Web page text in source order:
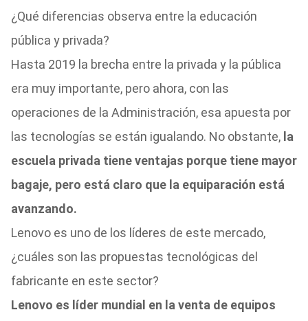
¿Qué diferencias observa entre la educación
pública y privada?
Hasta 2019 la brecha entre la privada y la pública
era muy importante, pero ahora, con las
operaciones de la Administración, esa apuesta por
las tecnologías se están igualando. No obstante, la
escuela privada tiene ventajas porque tiene mayor
bagaje, pero está claro que la equiparación está
avanzando.
Lenovo es uno de los líderes de este mercado,
¿cuáles son las propuestas tecnológicas del
fabricante en este sector?
Lenovo es líder mundial en la venta de equipos